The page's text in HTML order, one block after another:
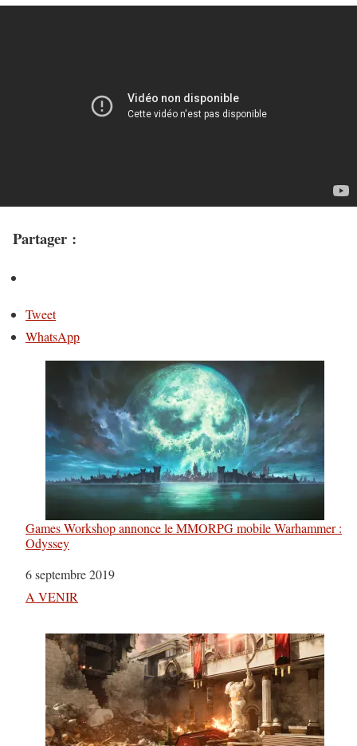
Partager :
Tweet
WhatsApp
Games Workshop annonce le MMORPG mobile Warhammer :
Odyssey
Date
6 septembre 2019
Par rapport à
A VENIR